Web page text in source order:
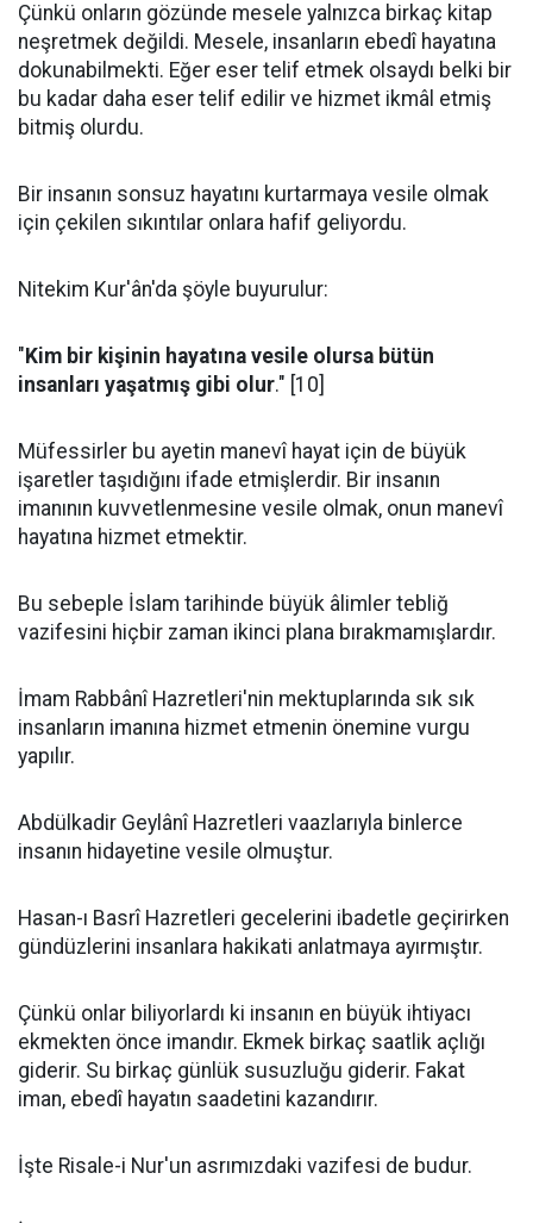
Çünkü onların gözünde mesele yalnızca birkaç kitap
neşretmek değildi. Mesele, insanların ebedî hayatına
dokunabilmekti. Eğer eser telif etmek olsaydı belki bir
bu kadar daha eser telif edilir ve hizmet ikmâl etmiş
bitmiş olurdu.
Bir insanın sonsuz hayatını kurtarmaya vesile olmak
için çekilen sıkıntılar onlara hafif geliyordu.
Nitekim Kur'ân'da şöyle buyurulur:
" Kim bir kişinin hayatına vesile olursa bütün
insanları yaşatmış gibi olur." [10]
Müfessirler bu ayetin manevî hayat için de büyük
işaretler taşıdığını ifade etmişlerdir. Bir insanın
imanının kuvvetlenmesine vesile olmak, onun manevî
hayatına hizmet etmektir.
Bu sebeple İslam tarihinde büyük âlimler tebliğ
vazifesini hiçbir zaman ikinci plana bırakmamışlardır.
İmam Rabbânî Hazretleri'nin mektuplarında sık sık
insanların imanına hizmet etmenin önemine vurgu
yapılır.
Abdülkadir Geylânî Hazretleri vaazlarıyla binlerce
insanın hidayetine vesile olmuştur.
Hasan-ı Basrî Hazretleri gecelerini ibadetle geçirirken
gündüzlerini insanlara hakikati anlatmaya ayırmıştır.
Çünkü onlar biliyorlardı ki insanın en büyük ihtiyacı
ekmekten önce imandır. Ekmek birkaç saatlik açlığı
giderir. Su birkaç günlük susuzluğu giderir. Fakat
iman, ebedî hayatın saadetini kazandırır.
İşte Risale-i Nur'un asrımızdaki vazifesi de budur.